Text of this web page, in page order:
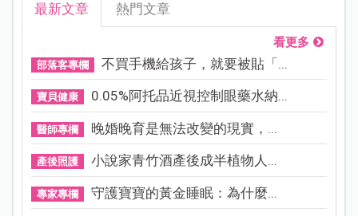
最新文章 熱門文章
看更多
部落客專欄 不買手機給孩子，就要被貼「...
寶貝健康 0.05%阿托品近視控制眼藥水納...
醫師專欄 晚婚晚育是無法改變的現實，...
產後照護 小說家青竹酒產後成半植物人...
專家專欄 守護寶寶的黃金睡眠：為什麼...